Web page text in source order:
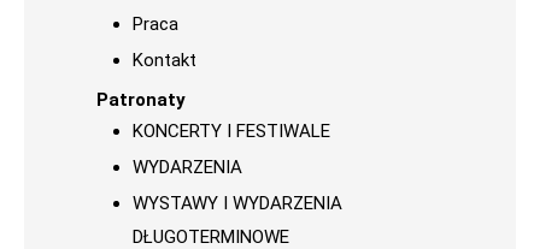
Praca
Kontakt
Patronaty
KONCERTY I FESTIWALE
WYDARZENIA
WYSTAWY I WYDARZENIA
DŁUGOTERMINOWE